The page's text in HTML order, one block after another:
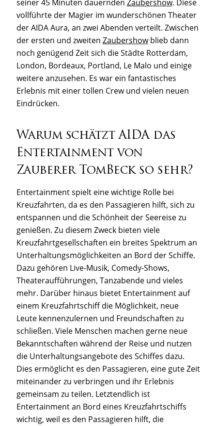
seiner 45 Minuten dauernden Zaubershow. Diese
vollführte der Magier im wunderschönen Theater
der AIDA Aura, an zwei Abenden verteilt. Zwischen
der ersten und zweiten Zaubershowblieb dann
noch genügend Zeit sich die Städte Rotterdam,
London, Bordeaux, Portland, Le Malo und einige
weitere anzusehen. Es war ein fantastisches
Erlebnis mit einer tollen Crew und vielen neuen
Eindrücken.
Warum schätzt AIDA das
Entertainment von
Zauberer TomBeck so sehr?
Entertainment spielt eine wichtige Rolle bei
Kreuzfahrten, da es den Passagieren hilft, sich zu
entspannen und die Schönheit der Seereise zu
genießen. Zu diesem Zweck bieten viele
Kreuzfahrtgesellschaften ein breites Spektrum an
Unterhaltungsmöglichkeiten an Bord der Schiffe.
Dazu gehören Live-Musik, Comedy-Shows,
Theateraufführungen, Tanzabende und vieles
mehr. Darüber hinaus bietet Entertainment auf
einem Kreuzfahrtschiff die Möglichkeit, neue
Leute kennenzulernen und Freundschaften zu
schließen. Viele Menschen machen gerne neue
Bekanntschaften während der Reise und nutzen
die Unterhaltungsangebote des Schiffes dazu.
Dies ermöglicht es den Passagieren, eine gute Zeit
miteinander zu verbringen und ihr Erlebnis
gemeinsam zu teilen. Letztendlich ist
Entertainment an Bord eines Kreuzfahrtschiffs
wichtig, weil es den Passagieren hilft, die